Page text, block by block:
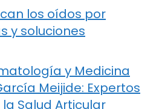
los oídos por
y soluciones
y Medicina
Meijide: Expertos
Salud Articular